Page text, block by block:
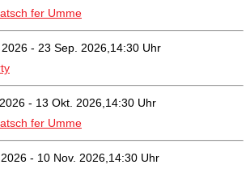
fer Umme
- 23 Sep. 2026,14:30 Uhr
- 13 Okt. 2026,14:30 Uhr
fer Umme
- 10 Nov. 2026,14:30 Uhr